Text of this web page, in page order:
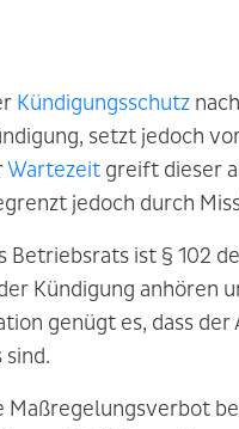
Kündigungsschutz
setzt jedoch
Wartezeit greift dieser
jedoch durch
Betriebsrats ist § 102
Kündigung anhören
genügt es, dass